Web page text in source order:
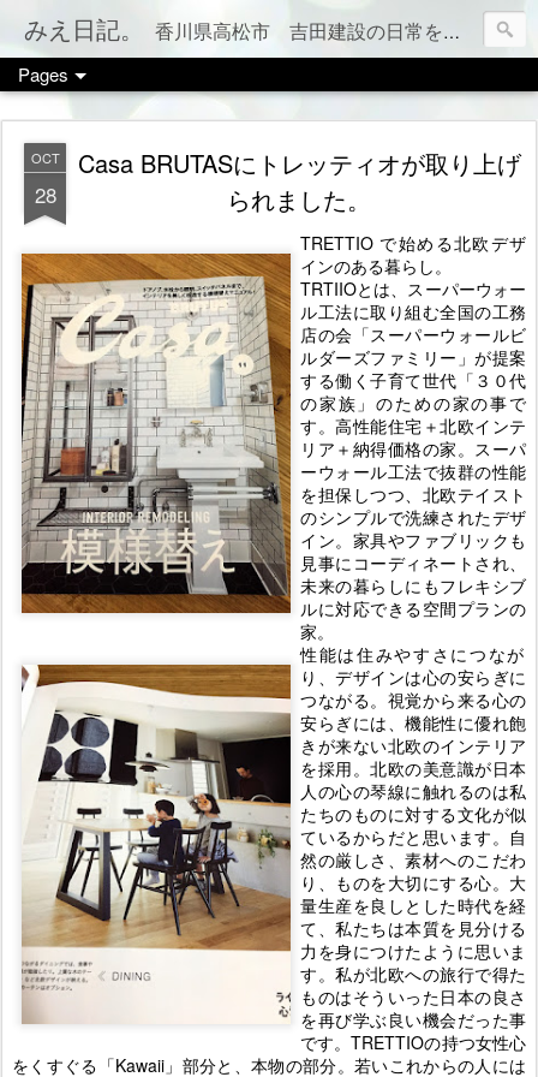
みえ日記。 香川県高松市 吉田建設の日常をお伝えします。 家づくりのこと、税金のこと、カフェやお店情報、ママ会のこと等など、カテゴリー別でもご覧いただけます（右上のメニューボタンを押してね）
Pages
OCT
28
Casa BRUTASにトレッティオが取り上げ
られました。
TRETTIO で始める北欧デザ
インのある暮らし。
TRTIIOとは、スーパーウォー
ル工法に取り組む全国の工務
店の会「スーパーウォールビ
ルダーズファミリー」が提案
する働く子育て世代「３０代
の家族」のための家の事で
す。高性能住宅＋北欧インテ
リア＋納得価格の家。スーパ
ーウォール工法で抜群の性能
を担保しつつ、北欧テイスト
のシンプルで洗練されたデザ
イン。家具やファブリックも
見事にコーディネートされ、
未来の暮らしにもフレキシブ
ルに対応できる空間プランの
家。
性能は住みやすさにつなが
り、デザインは心の安らぎに
つながる。視覚から来る心の
安らぎには、機能性に優れ飽
きが来ない北欧のインテリア
を採用。北欧の美意識が日本
人の心の琴線に触れるのは私
たちのものに対する文化が似
ているからだと思います。自
然の厳しさ、素材へのこだわ
り、ものを大切にする心。大
量生産を良しとした時代を経
て、私たちは本質を見分ける
力を身につけたように思いま
す。私が北欧への旅行で得た
ものはそういった日本の良さ
を再び学ぶ良い機会だった事
です。TRETTIOの持つ女性心
をくすぐる「Kawaii」部分と、本物の部分。若いこれからの人には